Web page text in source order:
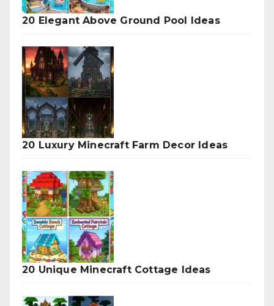
20 Elegant Above Ground Pool Ideas
20 Luxury Minecraft Farm Decor Ideas
20 Unique Minecraft Cottage Ideas